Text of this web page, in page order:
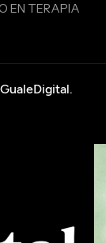
EN TERAPIA